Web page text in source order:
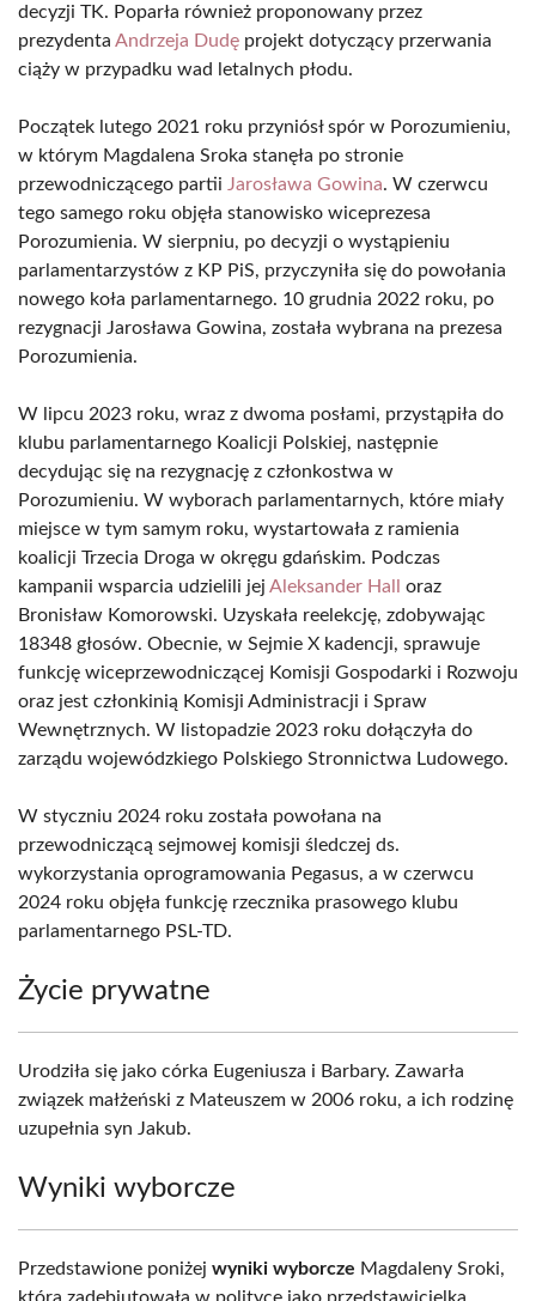
decyzji TK. Poparła również proponowany przez
prezydenta Andrzeja Dudę projekt dotyczący przerwania
ciąży w przypadku wad letalnych płodu.
Początek lutego 2021 roku przyniósł spór w Porozumieniu,
w którym Magdalena Sroka stanęła po stronie
przewodniczącego partii Jarosława Gowina. W czerwcu
tego samego roku objęła stanowisko wiceprezesa
Porozumienia. W sierpniu, po decyzji o wystąpieniu
parlamentarzystów z KP PiS, przyczyniła się do powołania
nowego koła parlamentarnego. 10 grudnia 2022 roku, po
rezygnacji Jarosława Gowina, została wybrana na prezesa
Porozumienia.
W lipcu 2023 roku, wraz z dwoma posłami, przystąpiła do
klubu parlamentarnego Koalicji Polskiej, następnie
decydując się na rezygnację z członkostwa w
Porozumieniu. W wyborach parlamentarnych, które miały
miejsce w tym samym roku, wystartowała z ramienia
koalicji Trzecia Droga w okręgu gdańskim. Podczas
kampanii wsparcia udzielili jej Aleksander Hall
oraz
Bronisław Komorowski. Uzyskała reelekcję, zdobywając
18348 głosów. Obecnie, w Sejmie X kadencji, sprawuje
funkcję wiceprzewodniczącej Komisji Gospodarki i Rozwoju
oraz jest członkinią Komisji Administracji i Spraw
Wewnętrznych. W listopadzie 2023 roku dołączyła do
zarządu wojewódzkiego Polskiego Stronnictwa Ludowego.
W styczniu 2024 roku została powołana na
przewodniczącą sejmowej komisji śledczej ds.
wykorzystania oprogramowania Pegasus, a w czerwcu
2024 roku objęła funkcję rzecznika prasowego klubu
parlamentarnego PSL-TD.
Życie prywatne
Urodziła się jako córka Eugeniusza i Barbary. Zawarła
związek małżeński z Mateuszem w 2006 roku, a ich rodzinę
uzupełnia syn Jakub.
Wyniki wyborcze
Przedstawione poniżej wyniki wyborcze Magdaleny Sroki,